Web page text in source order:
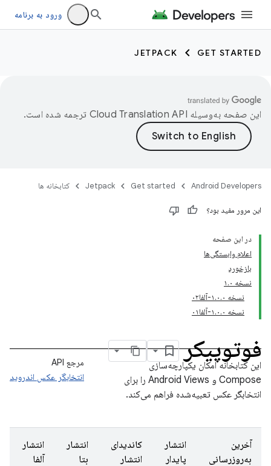
ورود به برنامه
GET STARTED
JETPACK
این صفحه به‌وسیله ترجمه شده است.
Android Developers
Get started
Jetpack کتابخانه ها
این مرور مفید بود؟
در این صفحه
اعلام وابستگی‌ها
بازخورد
نسخه ۱.۰
نسخه ۱.۰.۰-آلفا۰۲
نسخه ۱.۰.۰-آلفا۰۱
فوتوپیکر
مرجع API
انتخابگر عکس اندروید
این کتابخانه امکان یکپارچه‌سازی
Compose و Android Views را برای
انتخابگر عکس تعبیه‌شده فراهم می‌کند.
آخرین
به‌روزرسانی
انتشار
پایدار
کاندیدای
انتشار
انتشار
بتا
انتشار
آلفا